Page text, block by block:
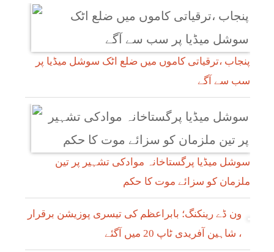
پنجاب ،ترقیاتی کاموں میں ضلع اٹک سوشل میڈیا پر
سب سے آگے
سوشل میڈیا پرگستاخانہ موادکی تشہیر پر تین
ملزمان کو سزائے موت کا حکم
ون ڈے رینکنگ؛ بابراعظم کی تیسری پوزیشن برقرار
، شاہین آفریدی ٹاپ 20 میں آگئے